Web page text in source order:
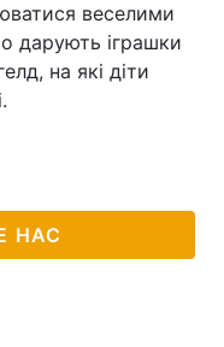
веселими
дарують іграшки
на які діти
НАС